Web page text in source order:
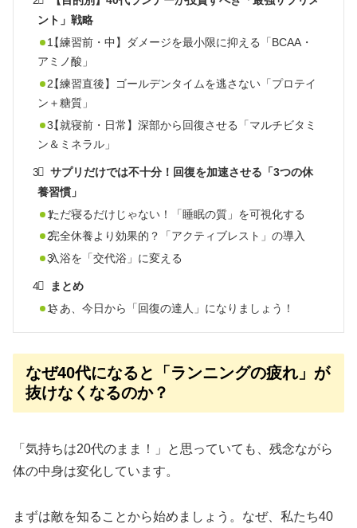
ント」戦略
【練習前・中】ダメージを最小限に抑える「BCAA・
アミノ酸」
【練習直後】ゴールデンタイムを逃さない「プロテイ
ン＋糖質」
【就寝前・日常】深部から回復させる「マルチビタミ
ン＆ミネラル」
サプリだけでは不十分！回復を加速させる「3つの休
養習慣」
ただ寝るだけじゃない！「睡眠の質」を可視化する
完全休養より効果的？「アクティブレスト」の導入
入浴を「交代浴」に変える
まとめ
さあ、今日から「回復の達人」になりましょう！
なぜ40代になると「ランニングの疲れ」が
抜けなくなるのか？
「気持ちは20代のまま！」と思っていても、残念ながら
体の中身は変化しています。
まずは敵を知ることから始めましょう。なぜ、私たち40